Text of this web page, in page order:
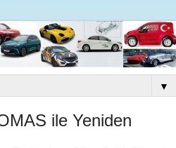
▼
ile Yeniden